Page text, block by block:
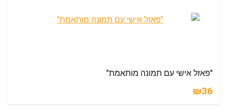
"פאזל אישי עם תמונה מותאמת"
₪36